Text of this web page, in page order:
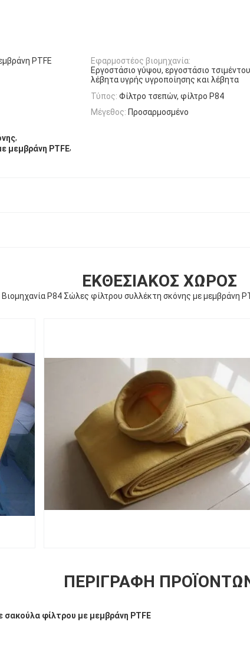
PTFE
Εφαρμοστέος βιομηχανία:
Εργοστάσιο γύψου, εργοστάσιο
λέβητα υγρής υγροποίησης και λέβητα
Τύπος: Φίλτρο τσεπών, φίλτρο P84
Μέγεθος: Προσαρμοσμένο
,
μεμβράνη PTFE,
ΕΚΘΕΣΙΑΚΌΣ ΧΏΡΟΣ
Βιομηχανία P84 Σώλες φίλτρου συλλέκτη σκόνης με μεμβράνη
ΠΕΡΙΓΡΑΦΉ
σακούλα φίλτρου με μεμβράνη PTFE